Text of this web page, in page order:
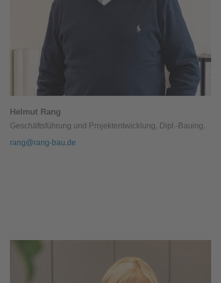
Helmut Rang
Geschäftsführung und Projektentwicklung, Dipl.-Bauing.
rang@rang-bau.de